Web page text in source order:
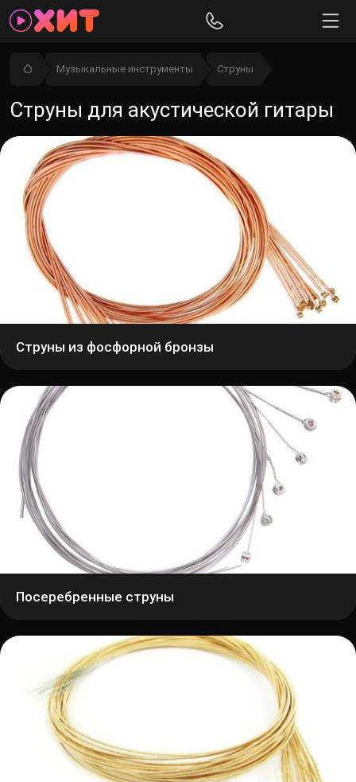
Музыкальные инструменты Струны
Струны для акустической гитары
Струны из фосфорной бронзы
Посеребренные струны